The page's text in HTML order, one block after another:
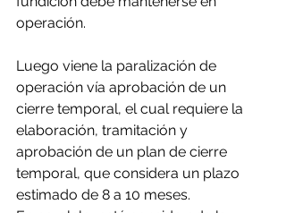
operación.
Luego viene la paralización de
operación vía aprobación de un
cierre temporal, el cual requiere la
elaboración, tramitación y
aprobación de un plan de cierre
temporal, que considera un plazo
estimado de 8 a 10 meses.